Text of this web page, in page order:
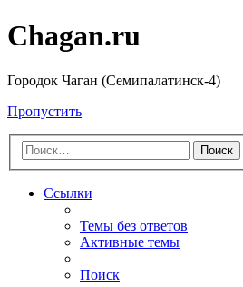
Chagan.ru
Городок Чаган (Семипалатинск-4)
Пропустить
Поиск
Ссылки
Темы без ответов
Активные темы
Поиск